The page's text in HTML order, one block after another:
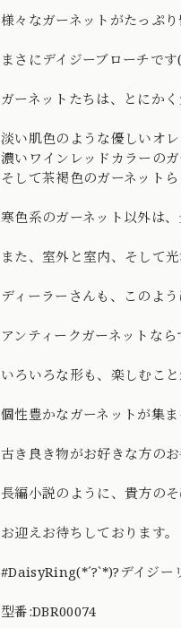
様々なガーネットがたっぷ
まさにデイジーブローチです
ガーネットたちは、とにかく
淡い肌色のような優しいオ
濃いワインレッドカラーの
そして茶褐色のガーネット
寒色系のガーネット以外は
また、室外と室内、そして
ディーラーさんも、このよ
アンティークガーネットな
いろいろな形も、楽しむこ
個性豊かなガーネットが集
古き良き物がお好きな方の
長編小説のように、貴方の
お迎えお待ちしております。
#DaisyRing(*´?`*)?デイジー
型番:DBR00074